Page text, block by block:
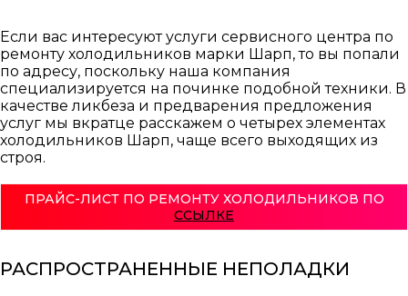
СУШИЛЬНЫЕ МАШИНЫ
КОНДИЦИОНЕРЫ И СПЛИТ СИСТЕМЫ
Если вас интересуют услуги сервисного центра по
ремонту холодильников марки Шарп, то вы попали
по адресу, поскольку наша компания
специализируется на починке подобной техники. В
качестве ликбеза и предварения предложения
услуг мы вкратце расскажем о четырех элементах
холодильников Шарп, чаще всего выходящих из
строя.
ПРАЙС-ЛИСТ ПО РЕМОНТУ ХОЛОДИЛЬНИКОВ ПО
ССЫЛКЕ
РАСПРОСТРАНЕННЫЕ НЕПОЛАДКИ